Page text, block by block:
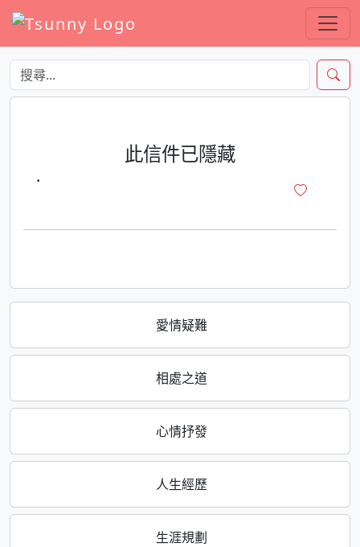
愛情疑難
相處之道
心情抒發
人生經歷
生涯規劃
此信件已隱藏
·